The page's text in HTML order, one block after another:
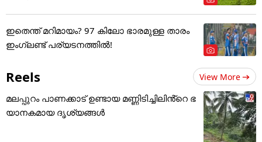
ഇതെന്ത് മറിമായം? 97 കിലോ ഭാരമുള്ള താരം
ഇംഗ്ലണ്ട് പര്യടനത്തില്‍!
Reels View More
മലപ്പുറം പാണക്കാട് ഉണ്ടായ മണ്ണിടിച്ചിലിൻ്റെ ഭ
യാനകമായ ദൃശ്യങ്ങൾ